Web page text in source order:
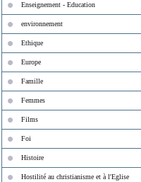
Enseignement - Education
environnement
Ethique
Europe
Famille
Femmes
Films
Foi
Histoire
Hostilité au christianisme et à l'Eglise